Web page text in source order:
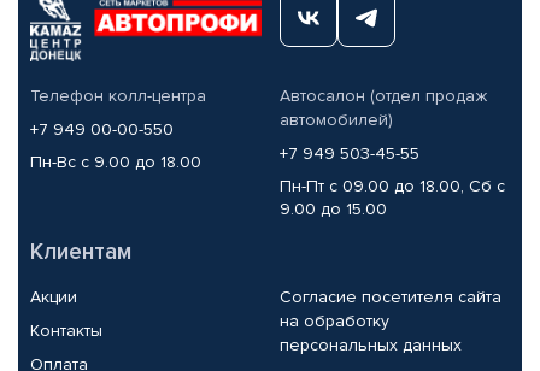
Телефон колл-центра
+7 949 00-00-550
Пн-Вс с 9.00 до 18.00
Автосалон (отдел продаж
автомобилей)
+7 949 503-45-55
Пн-Пт с 09.00 до 18.00, Сб с
9.00 до 15.00
Клиентам
Акции
Контакты
Оплата
Согласие посетителя сайта
на обработку
персональных данных